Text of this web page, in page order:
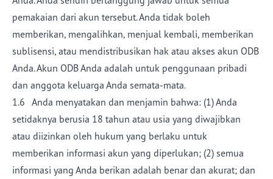
pemakaian dari akun tersebut. Anda tidak boleh
memberikan, mengalihkan, menjual kembali, memberikan
sublisensi, atau mendistribusikan hak atau akses akun ODB
Anda. Akun ODB Anda adalah untuk penggunaan pribadi
dan anggota keluarga Anda semata-mata.
1.6 Anda menyatakan dan menjamin bahwa: (1) Anda
setidaknya berusia 18 tahun atau usia yang diwajibkan
atau diizinkan oleh hukum yang berlaku untuk
memberikan informasi akun yang diperlukan; (2) semua
informasi yang Anda berikan adalah benar dan akurat; dan